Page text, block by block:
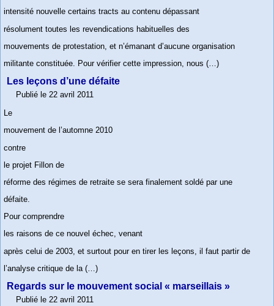
intensité nouvelle certains tracts au contenu dépassant
résolument toutes les revendications habituelles des
mouvements de protestation, et n’émanant d’aucune organisation
militante constituée. Pour vérifier cette impression, nous (…)
Les leçons d’une défaite
Publié le 22 avril 2011
Le
mouvement de l’automne 2010
contre
le projet Fillon de
réforme des régimes de retraite se sera finalement soldé par une
défaite.
Pour comprendre
les raisons de ce nouvel échec, venant
après celui de 2003, et surtout pour en tirer les leçons, il faut partir de
l’analyse critique de la (…)
Regards sur le mouvement social « marseillais »
Publié le 22 avril 2011